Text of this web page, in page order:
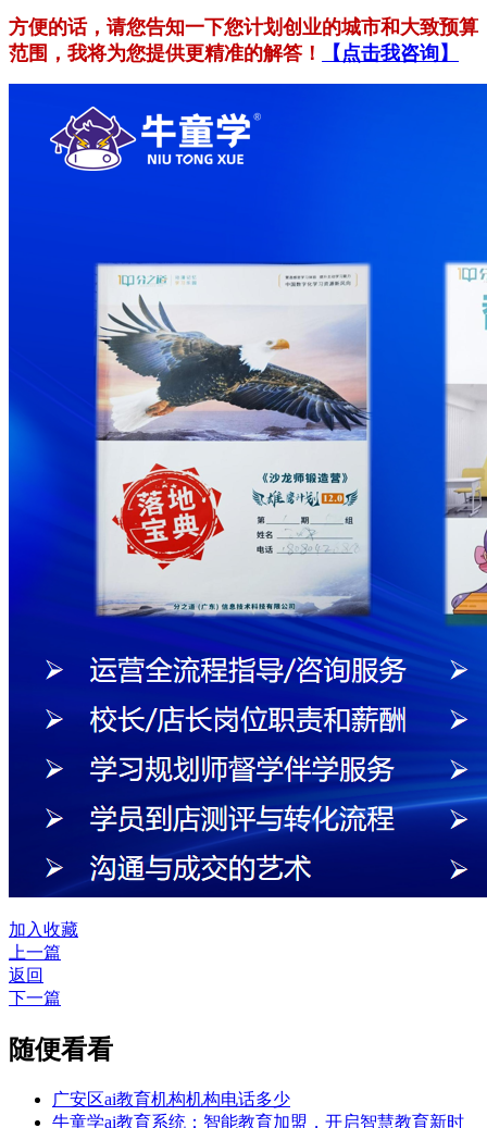
方便的话，请您告知一下您计划创业的城市和大致预算
范围，我将为您提供更精准的解答！
【点击我咨询】
加入收藏
上一篇
返回
下一篇
随便看看
广安区ai教育机构机构电话多少
牛童学ai教育系统：智能教育加盟，开启智慧教育新时